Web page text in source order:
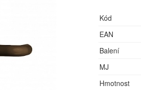
Kód
EAN
Balení
MJ
Hmotnost